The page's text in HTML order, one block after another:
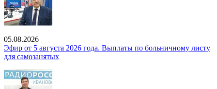
05.08.2026
Эфир от 5 августа 2026 года. Выплаты по больничному листу
для самозанятых